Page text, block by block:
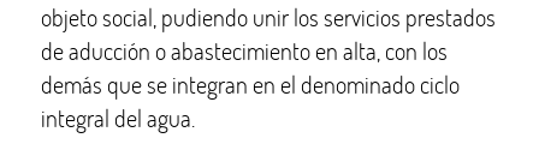
objeto social, pudiendo unir los servicios prestados
de aducción o abastecimiento en alta, con los
demás que se integran en el denominado ciclo
integral del agua.